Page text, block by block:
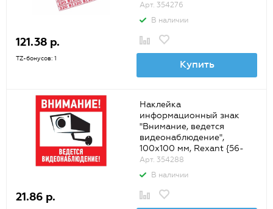
Арт. 354276
В наличии
121.38 р.
TZ-бонусов: 1 Купить
Наклейка
информационный знак
"Внимание, ведется
видеонаблюдение",
100x100 мм, Rexant {56-
0031}
Арт. 354288
В наличии
21.86 р.